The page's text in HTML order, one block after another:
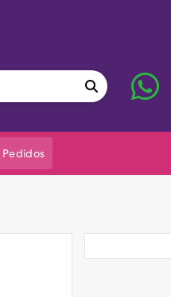
Pedidos